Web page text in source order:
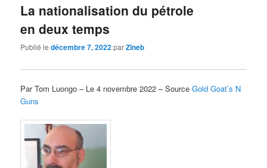
La nationalisation du pétrole
en deux temps
Publié ledécembre 7, 2022parZineb
Par Tom Luongo – Le 4 novembre 2022 – SourceGold Goat’s N
Guns